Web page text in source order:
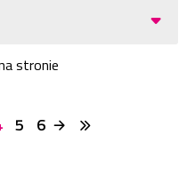
stronie
5 6